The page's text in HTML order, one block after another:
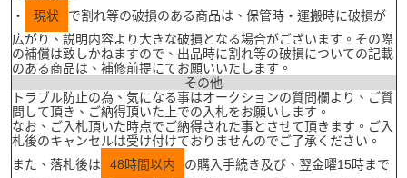
・
現状
で割れ等の破損のある商品は、保管時・運搬時に破損が
広がり、説明内容より大きな破損となる場合がございます。その際
の補償は致しかねますので、出品時に割れ等の破損についての記載
のある商品は、補修前提にてお願いいたします。
その他
トラブル防止の為、気になる事はオークションの質問欄より、ご質
問して頂き、ご納得頂いた上での入札をお願いします。
なお、ご入札頂いた時点でご納得された事とさせて頂きます。ご入
札後のキャンセルは受け付けておりませんのでご了承ください。
また、落札後は
48時間以内
の購入手続き及び、翌金曜15時まで